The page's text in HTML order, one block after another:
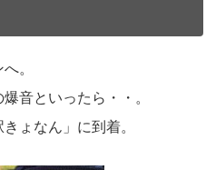
。
音といったら・・。
ょなん」に到着。